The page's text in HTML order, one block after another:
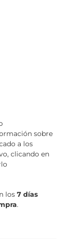
sobre
a los
clicando en
los 7 días
.